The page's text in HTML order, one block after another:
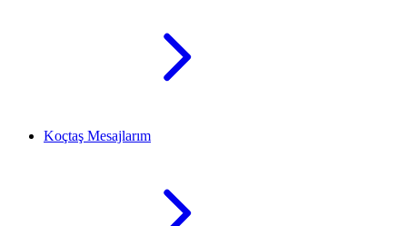
Koçtaş Mesajlarım